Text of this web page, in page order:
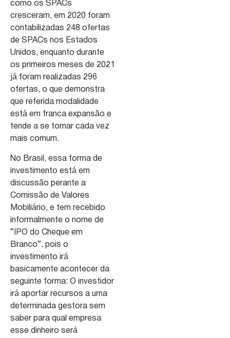
como os SPACs
cresceram, em 2020 foram
contabilizadas 248 ofertas
de SPACs nos Estados
Unidos, enquanto durante
os primeiros meses de 2021
já foram realizadas 296
ofertas, o que demonstra
que referida modalidade
está em franca expansão e
tende a se tornar cada vez
mais comum.
No Brasil, essa forma de
investimento está em
discussão perante a
Comissão de Valores
Mobiliário, e tem recebido
informalmente o nome de
“IPO do Cheque em
Branco”, pois o
investimento irá
basicamente acontecer da
seguinte forma: O investidor
irá aportar recursos a uma
determinada gestora sem
saber para qual empresa
esse dinheiro será